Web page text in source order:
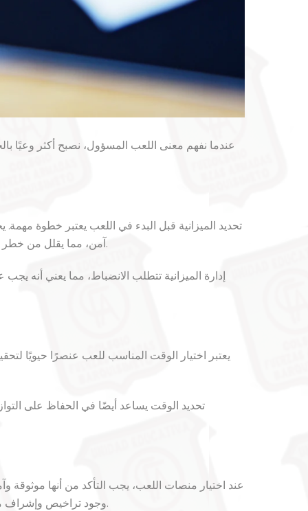
عندما نفهم معنى اللعب المسؤول، نصبح أكثر وعيًا
تحديد الميزانية قبل البدء في اللعب يعتبر خطوة
آمن، مما يقلل من خطر التورط في مشكلات مالية. إن إدارة الميزانية تعكس الالتزام باللعب المسؤول وتحمي بشكل فعال التجربة من التأثيرات السلبية.
إدارة الميزانية تتطلب الانضباط، مما يعني أنه
يعتبر اختيار الوقت المناسب للعب عنصرًا حيويًا
تحديد الوقت يساعد أيضًا في الحفاظ على
عند اختيار منصات اللعب، يجب التأكد من أنها
وجود تراخيص وإشراف من جهات معتمدة لضمان الأمان. المنصات التي تعتمد التقنيات الحديثة تساهم في تحسين تجربة اللعب وتعزيز الأمان بشكل كبير.